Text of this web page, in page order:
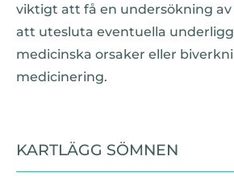
viktigt att få en undersökning av
att utesluta eventuella
medicinska orsaker eller
medicinering.
KARTLÄGG SÖMNEN